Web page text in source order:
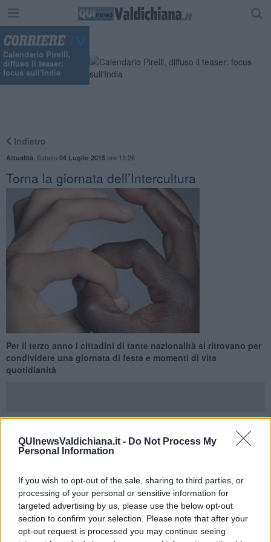
QUInewsValdichiana.it - Do Not Process My
Personal Information
If you wish to opt-out of the sale, sharing to third parties, or
processing of your personal or sensitive information for
targeted advertising by us, please use the below opt-out
section to confirm your selection. Please note that after your
opt-out request is processed you may continue seeing
Calendario Pirelli,
diffuso il teaser:
focus sull'India
Indietro
Attualità Sabato 04 Luglio 2015ore 13:26
Torna la giornata dell’Intercultura
Per il terzo anno i cittadini di tante nazionalità si ritrovano per
condividere una giornata di festa e momenti di vita
quotidianità
SARTEANO —Domenica 5 Luglio pressola sala mostre
un’esposizione di lavori artistici e oggetti di artigianato delle
impianti sportivi parte “Tutti convocati”, un torneo di calcetto tra
rappresentative di diversi continenti.
La giornata prosegue, in piazza XXIV Giugno, con i canti
tradizionali dal mondo, grazie al gruppo locale “Consonanti”.A
seguire, un concerto dedicato alla musica come linguaggio